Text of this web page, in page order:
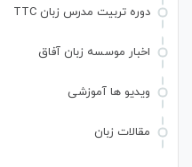
دوره تربیت مدرس زبان TTC
اخبار موسسه زبان آفاق
ویدیو ها آموزشی
مقالات زبان